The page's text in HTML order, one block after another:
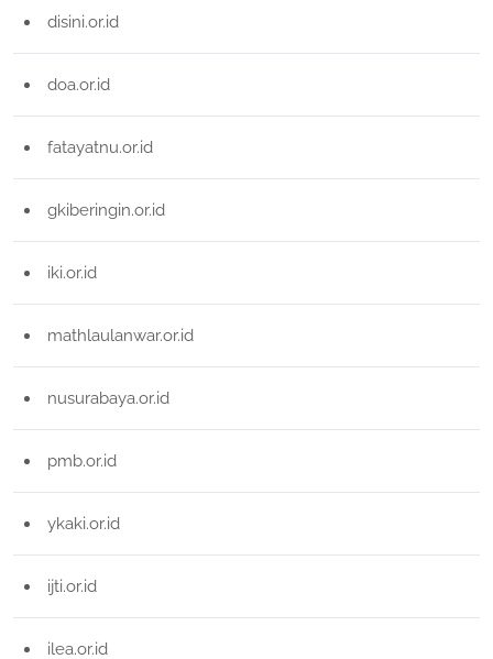
disini.or.id
doa.or.id
fatayatnu.or.id
gkiberingin.or.id
iki.or.id
mathlaulanwar.or.id
nusurabaya.or.id
pmb.or.id
ykaki.or.id
ijti.or.id
ilea.or.id